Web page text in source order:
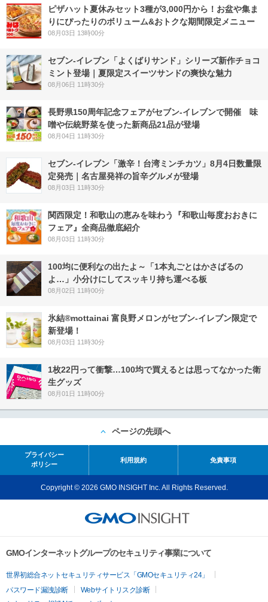
ピザハット夏休みセット3種が3,000円から！お盆や集ま
りにぴったりのボリューム&おトクな期間限定メニュー
08月03日 13時00分
セブン‐イレブン「よくばりサンド」シリーズ新作チョコ
ミント登場｜夏限定スイーツサンドの爽快な魅力
08月06日 11時30分
長野県150周年記念フェアがセブン-イレブンで開催 味
噌や伝統野菜を使った新商品21品が登場
08月04日 11時30分
セブン-イレブン「激辛！台湾ミンチカツ」8月4日数量限
定発売｜名古屋発祥の旨辛グルメが登場
08月03日 11時30分
関西限定！和歌山の恵みを味わう『和歌山毎度おおきに
フェア』全商品徹底紹介
08月03日 11時30分
100均に便利なの出たよ～「1本丸ごとはかさばるの
よ…」小分けにしてスッキリ持ち運べる板
08月02日 11時00分
氷結®mottainai 富良野メロンがセブン‐イレブン限定で
新登場！
08月03日 11時30分
1枚22円って衝撃…100均で買えるとは思ってなかった衛
生グッズ
08月01日 11時00分
ページの先頭へ
プライバシー
ポリシー
利用規約 免責事項
Copyright © 2026 GMO INSIGHT Inc. All Rights Reserved.
GMOインターネットグループのセキュリティ事業について
世界初総合ネットセキュリティサービス「GMOセキュリティ24」
パスワード漏洩診断
Webサイトリスク診断